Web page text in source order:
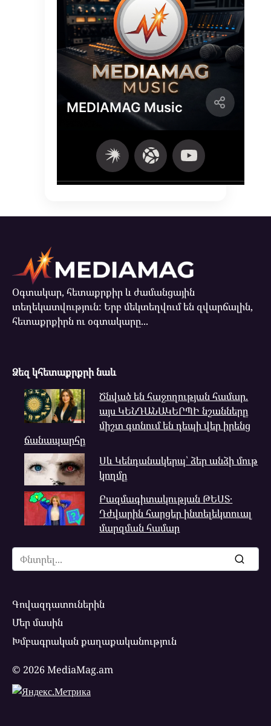
Օգտակար, հետաքրքիր և ժամանցային
տեղեկատվություն: Երբ մեկտեղվում են զվարճալին,
հետաքրքիրն ու օգտակարը...
Ձեզ կհետաքրքրի նաև
Ծնված են հաջողության համար.
այս ԿԵՆԴԱՆԱԿԵՐՊԻ նշանները
միշտ գտնում են դեպի վեր իրենց
ճանապարհը
Սև Կենդանակերպ՝ ձեր անձի մութ
կողմը
Բազմագիտակության ԹԵՍՏ․
Դժվարին հարցեր ինտելեկտուալ
մարզման համար
Search
for:
Գովազդատուներին
Մեր մասին
Խմբագրական քաղաքականություն
© 2026 MediaMag.am